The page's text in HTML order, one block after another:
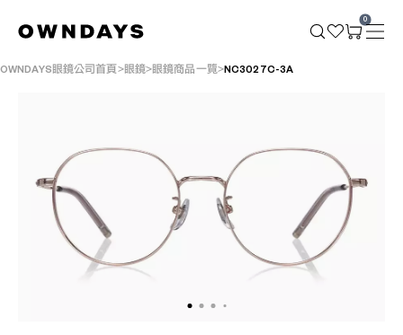
0
OWNDAYS眼鏡公司首頁 眼鏡 眼鏡商品一覽 NC3027C-3A